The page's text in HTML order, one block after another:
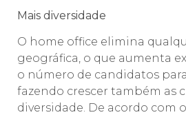
Mais diversidade
O home office elimina
geográfica, o que aumenta
o número de candidatos
fazendo crescer também as
diversidade. De acordo com